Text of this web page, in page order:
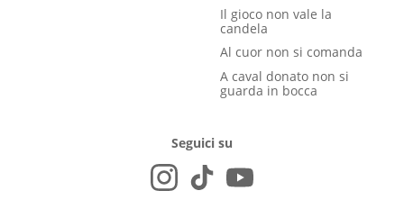
Il gioco non vale la
candela
Al cuor non si comanda
A caval donato non si
guarda in bocca
Seguici su